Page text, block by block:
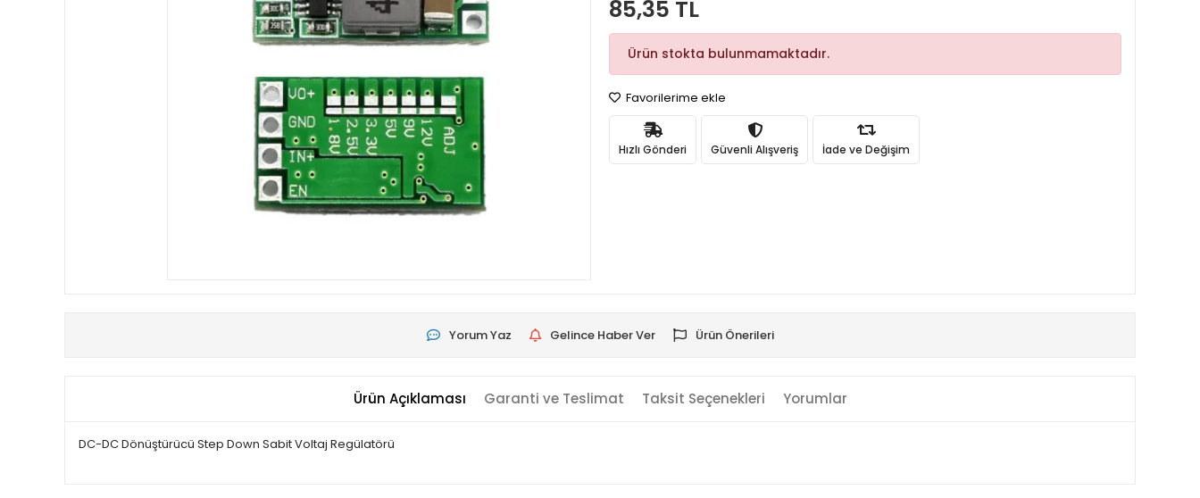
85,35 TL
Ürün stokta bulunmamaktadır.
Favorilerime ekle
Hızlı Gönderi Güvenli Alışveriş İade ve Değişim
Yorum Yaz Gelince Haber Ver Ürün Önerileri
Ürün Açıklaması Garanti ve Teslimat Taksit Seçenekleri Yorumlar
DC-DC Dönüştürücü Step Down Sabit Voltaj Regülatörü